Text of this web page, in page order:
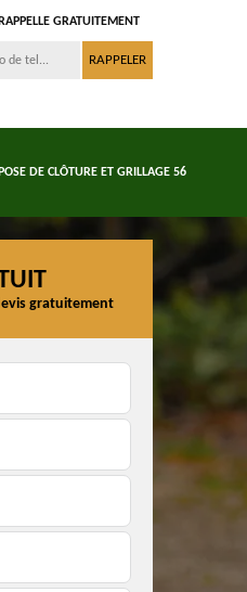
GRATUITEMENT
POSE DE CLÔTURE ET GRILLAGE 56
Tonte et réfection de
pelouse 56
gratuitement